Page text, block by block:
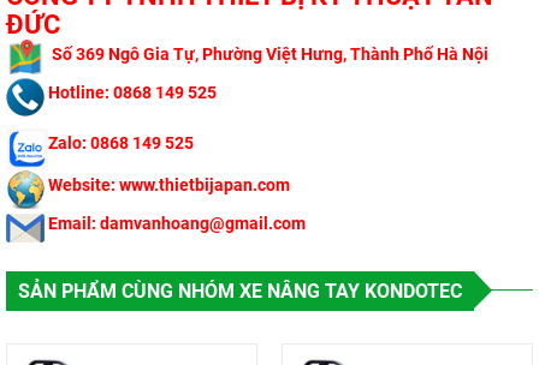
ĐỨC
Số 369 Ngô Gia Tự, Phường Việt Hưng, Thành Phố Hà Nội
Hotline: 0868 149 525
Zalo: 0868 149 525
Website: www.thietbijapan.com
Email: damvanhoang@gmail.com
SẢN PHẨM CÙNG NHÓM XE NÂNG TAY KONDOTEC